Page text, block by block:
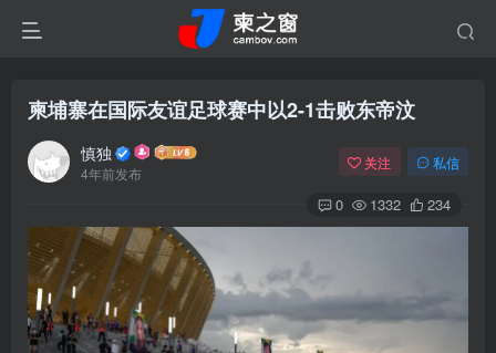
柬埔寨在国际友谊足球赛中以2-1击败东帝汶
慎独
4年前发布
关注 私信
0 1332 234